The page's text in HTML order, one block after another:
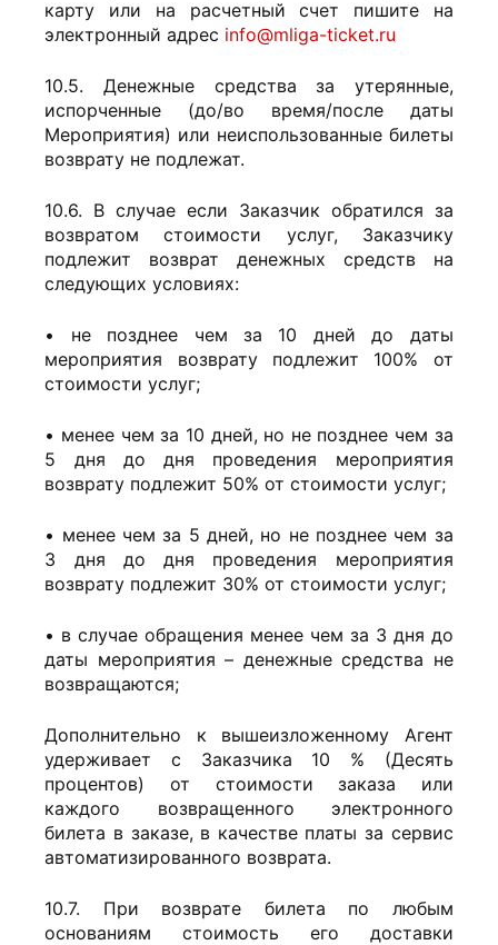
карту или на расчетный счет пишите на
электронный адрес info@mliga-ticket.ru
10.5. Денежные средства за утерянные,
испорченные (до/во время/после даты
Мероприятия) или неиспользованные билеты
возврату не подлежат.
10.6. В случае если Заказчик обратился за
возвратом стоимости услуг, Заказчику
подлежит возврат денежных средств на
следующих условиях:
• не позднее чем за 10 дней до даты
мероприятия возврату подлежит 100% от
стоимости услуг;
• менее чем за 10 дней, но не позднее чем за
5 дня до дня проведения мероприятия
возврату подлежит 50% от стоимости услуг;
• менее чем за 5 дней, но не позднее чем за
3 дня до дня проведения мероприятия
возврату подлежит 30% от стоимости услуг;
• в случае обращения менее чем за 3 дня до
даты мероприятия – денежные средства не
возвращаются;
Дополнительно к вышеизложенному Агент
удерживает с Заказчика 10 % (Десять
процентов) от стоимости заказа или
каждого возвращенного электронного
билета в заказе, в качестве платы за сервис
автоматизированного возврата.
10.7. При возврате билета по любым
основаниям стоимость его доставки